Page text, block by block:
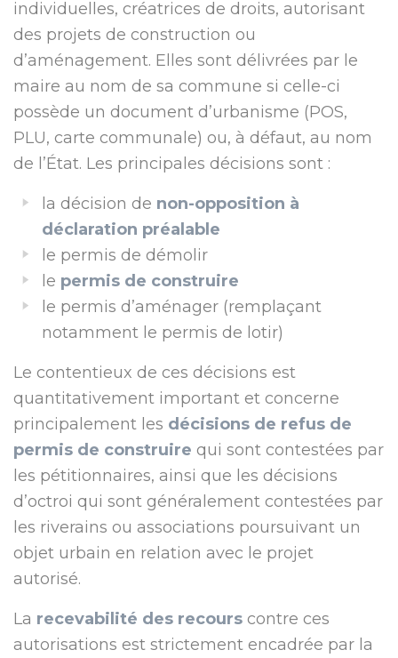
individuelles, créatrices de droits, autorisant
des projets de construction ou
d’aménagement. Elles sont délivrées par le
maire au nom de sa commune si celle-ci
possède un document d’urbanisme (POS,
PLU, carte communale) ou, à défaut, au nom
de l’État. Les principales décisions sont :
la décision de non-opposition à
déclaration préalable
le permis de démolir
le permis de construire
le permis d’aménager (remplaçant
notamment le permis de lotir)
Le contentieux de ces décisions est
quantitativement important et concerne
principalement les décisions de refus de
permis de construire qui sont contestées par
les pétitionnaires, ainsi que les décisions
d’octroi qui sont généralement contestées par
les riverains ou associations poursuivant un
objet urbain en relation avec le projet
autorisé.
La recevabilité des recours contre ces
autorisations est strictement encadrée par la